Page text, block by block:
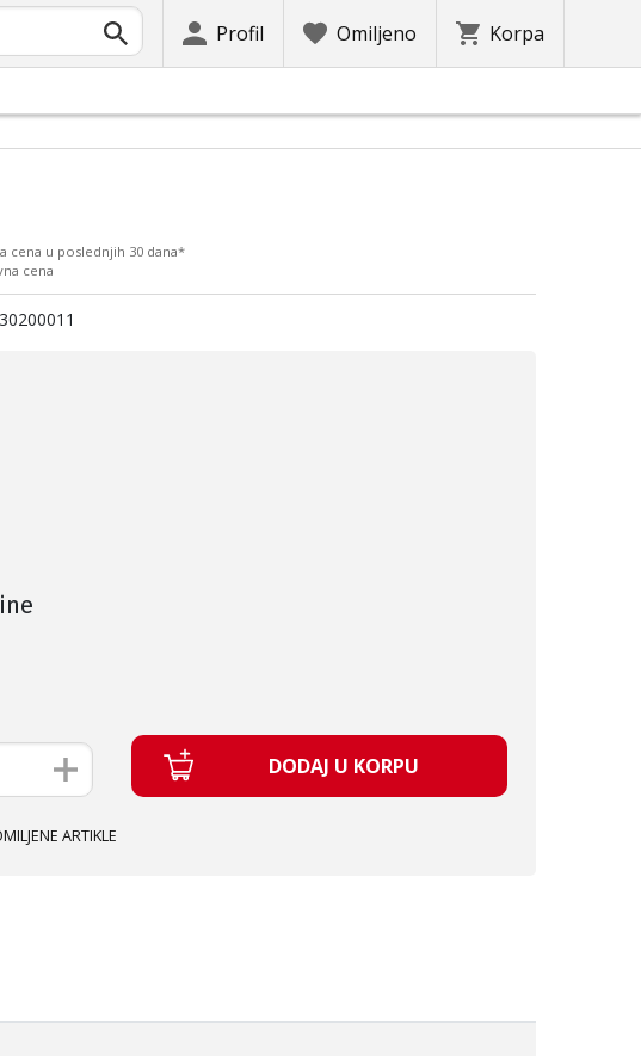
Profil Omiljeno Korpa
cena u poslednjih 30 dana*
cena
DODAJ U KORPU
ARTIKLE